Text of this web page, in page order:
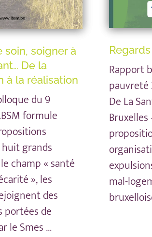
soin, soigner à
De la
à la réalisation
du 9
formule
huit grands
champ « santé
», les
des
portées de
le Smes …
Rapport
pauvreté
De La
mal-